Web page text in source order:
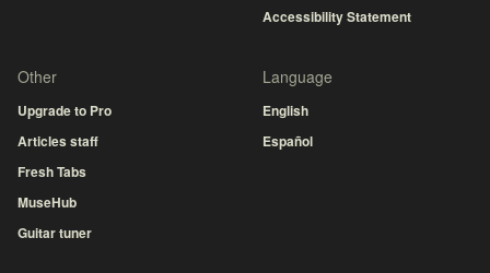
Accessibility Statement
Other
Upgrade to Pro
Articles staff
Fresh Tabs
MuseHub
Guitar tuner
Language
English
Español